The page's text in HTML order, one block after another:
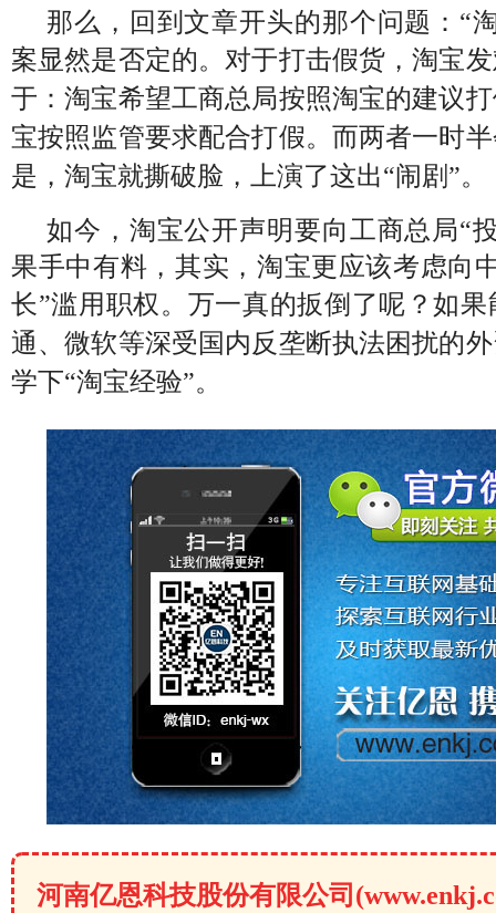
那么，回到文章开头的那个问题：“
案显然是否定的。 对于打击假货，淘宝
于：淘宝希望工商总局按照淘宝的建议
宝按照监管要求配合打假。 而两者一时
是，淘宝就撕破脸，上演了这出“闹剧”。
如今，淘宝公开声明要向工商总局“
果手中有料，其实，淘宝更应该考虑向
长”滥用职权。 万一真的扳倒了呢？如
通、微软等深受国内反垄断执法困扰的
学下“淘宝经验”。
河南亿恩科技股份有限公司